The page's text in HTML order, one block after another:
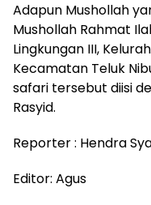
Adapun Mushollah
Mushollah Rahmat
Lingkungan III,
Kecamatan Teluk
safari tersebut diisi
Rasyid.
Reporter : Hendra
Editor: Agus